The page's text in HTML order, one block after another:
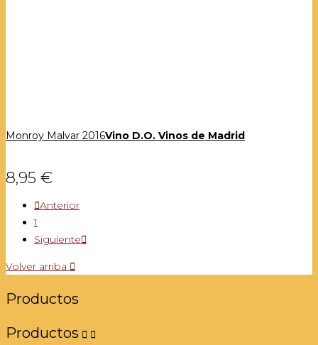
Monroy Malvar 2016Vino D.O. Vinos de Madrid
8,95 €
Anterior
1
Siguiente
Volver arriba 
Productos
Productos  